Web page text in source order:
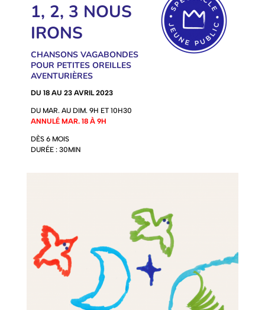
1, 2, 3 NOUS
IRONS
CHANSONS VAGABONDES
POUR PETITES OREILLES
AVENTURIÈRES
DU 18 AU 23 AVRIL 2023
DU MAR. AU DIM. 9H ET 10H30
ANNULÉ MAR. 18 À 9H
DÈS 6 MOIS
DURÉE : 30MIN